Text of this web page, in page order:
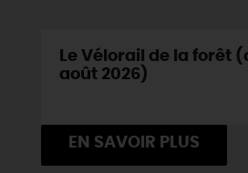
Le Vélorail de la forêt
août 2026)
EN SAVOIR PLUS